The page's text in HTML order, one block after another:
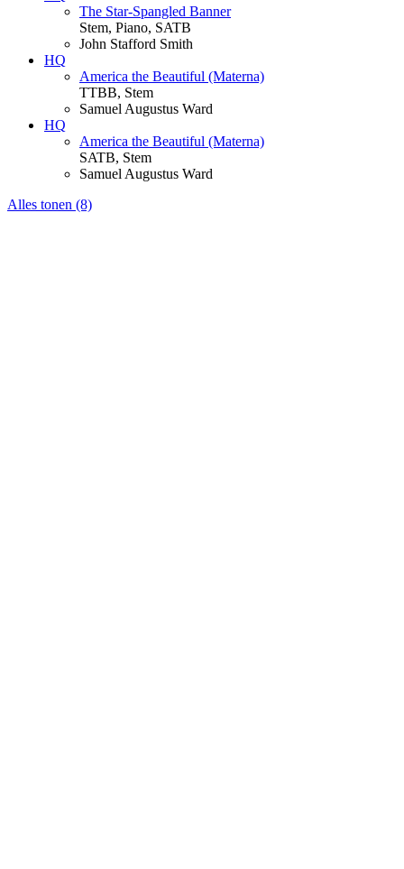
The Star-Spangled Banner
Stem, Piano, SATB
John Stafford Smith
HQ
America the Beautiful (Materna)
TTBB, Stem
Samuel Augustus Ward
HQ
America the Beautiful (Materna)
SATB, Stem
Samuel Augustus Ward
Alles tonen (8)